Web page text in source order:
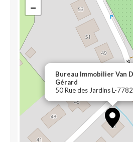
Bureau Immobilier Van
Gérard
50 Rue des Jardins L-
−